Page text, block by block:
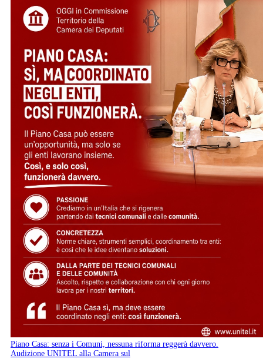
Piano Casa: senza i Comuni, nessuna riforma reggerà davvero.
Audizione UNITEL alla Camera sul